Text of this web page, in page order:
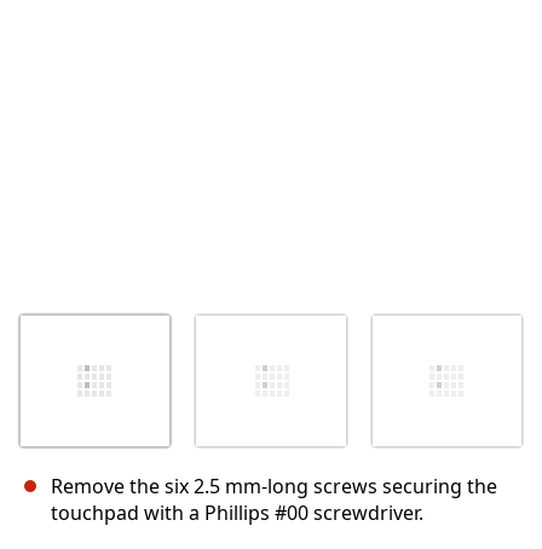
Remove the six 2.5 mm-long screws securing the
touchpad with a Phillips #00 screwdriver.